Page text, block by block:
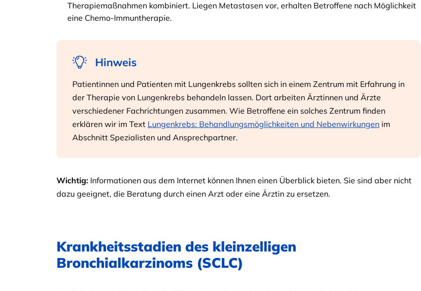
Therapiemaßnahmen kombiniert. Liegen Metastasen vor, erhalten Betroffene nach Möglichkeit
eine Chemo-Immuntherapie.
Hinweis
Patientinnen und Patienten mit Lungenkrebs sollten sich in einem Zentrum mit Erfahrung in
der Therapie von Lungenkrebs behandeln lassen. Dort arbeiten Ärztinnen und Ärzte
verschiedener Fachrichtungen zusammen. Wie Betroffene ein solches Zentrum finden
erklären wir im Text Lungenkrebs: Behandlungsmöglichkeiten und Nebenwirkungen im
Abschnitt Spezialisten und Ansprechpartner.
Wichtig: Informationen aus dem Internet können Ihnen einen Überblick bieten. Sie sind aber nicht
dazu geeignet, die Beratung durch einen Arzt oder eine Ärztin zu ersetzen.
Krankheitsstadien des kleinzelligen
Bronchialkarzinoms (SCLC)